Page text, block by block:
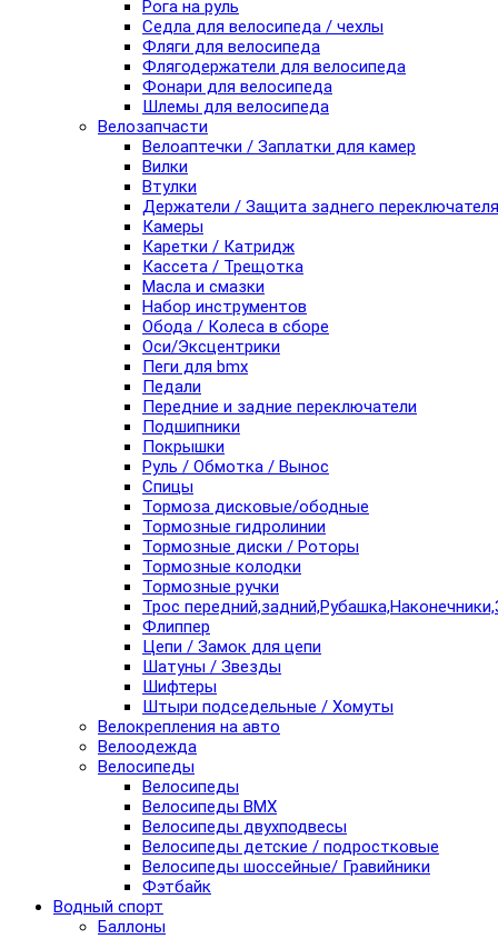
Рога на руль
Седла для велосипеда / чехлы
Фляги для велосипеда
Флягодержатели для велосипеда
Фонари для велосипеда
Шлемы для велосипеда
Велозапчасти
Велоаптечки / Заплатки для камер
Вилки
Втулки
Держатели / Защита заднего переключателя
Камеры
Каретки / Катридж
Кассета / Трещотка
Масла и смазки
Набор инструментов
Обода / Колеса в сборе
Оси/Эксцентрики
Пеги для bmx
Педали
Передние и задние переключатели
Подшипники
Покрышки
Руль / Обмотка / Вынос
Спицы
Тормоза дисковые/ободные
Тормозные гидролинии
Тормозные диски / Роторы
Тормозные колодки
Тормозные ручки
Трос
Флиппер
Цепи / Замок для цепи
Шатуны / Звезды
Шифтеры
Штыри подседельные / Хомуты
Велокрепления на авто
Велоодежда
Велосипеды
Велосипеды
Велосипеды BMX
Велосипеды двухподвесы
Велосипеды детские / подростковые
Велосипеды шоссейные/ Гравийники
Фэтбайк
Водный спорт
Баллоны